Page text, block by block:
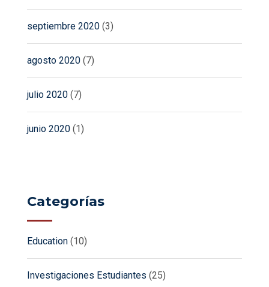
septiembre 2020 (3)
agosto 2020 (7)
julio 2020 (7)
junio 2020 (1)
Categorías
Education (10)
Investigaciones Estudiantes (25)